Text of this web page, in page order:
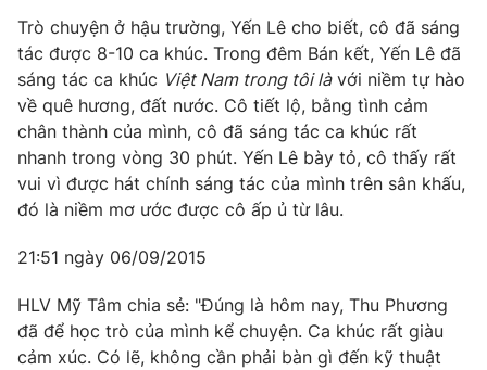
Trò chuyện ở hậu trường, Yến Lê cho biết, cô đã sáng
tác được 8-10 ca khúc. Trong đêm Bán kết, Yến Lê đã
sáng tác ca khúc Việt Nam trong tôi làvới niềm tự hào
về quê hương, đất nước. Cô tiết lộ, bằng tình cảm
chân thành của mình, cô đã sáng tác ca khúc rất
nhanh trong vòng 30 phút. Yến Lê bày tỏ, cô thấy rất
vui vì được hát chính sáng tác của mình trên sân khấu,
đó là niềm mơ ước được cô ấp ủ từ lâu.
21:51 ngày 06/09/2015
HLV Mỹ Tâm chia sẻ: "Đúng là hôm nay, Thu Phương
đã để học trò của mình kể chuyện. Ca khúc rất giàu
cảm xúc. Có lẽ, không cần phải bàn gì đến kỹ thuật